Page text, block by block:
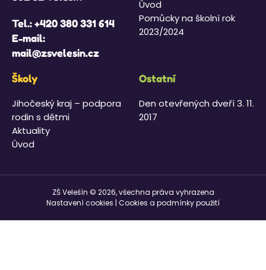
Tel.:+420 380 331 614
E-mail:
mail@zsvelesin.cz
Úvod
Pomůcky na školní rok
2023/2024
Školy
Jihočeský kraj – podpora
rodin s dětmi
Aktuality
Úvod
Ostatní
Den otevřených dveří 3. 11.
2017
ZŠ Velešín © 2026, všechna práva vyhrazena
Nastavení cookies Cookies a podmínky použití